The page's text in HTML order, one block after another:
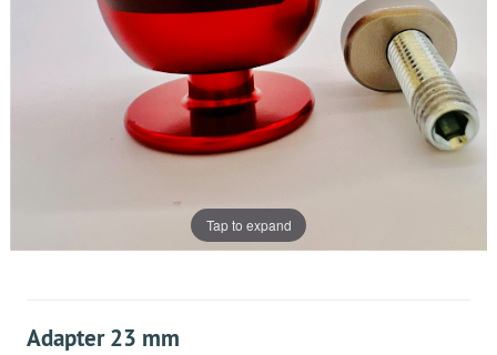
Tap to expand
Adapter 23 mm